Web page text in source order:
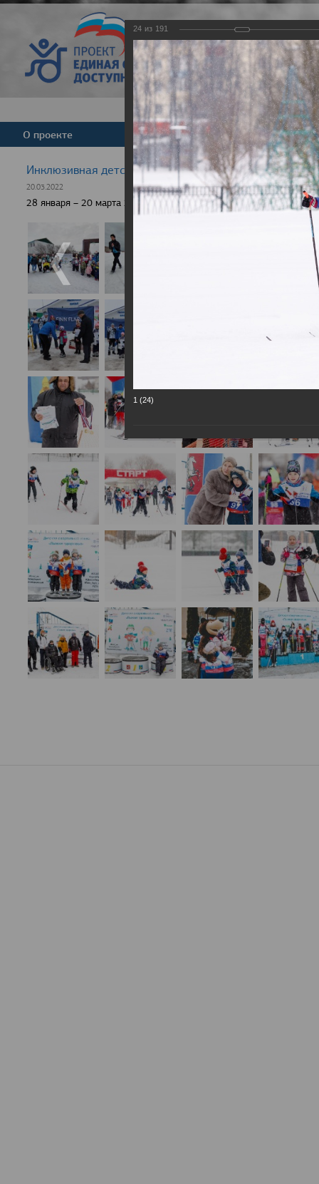
Версия для
О проекте Команда Новости
Инклюзивная детская гонка "Лыжня здоровья" 2022
20.03.2022
28 января – 20 марта 2022 г., 10 населенных пунктов России,
24 из 191
1 (24)